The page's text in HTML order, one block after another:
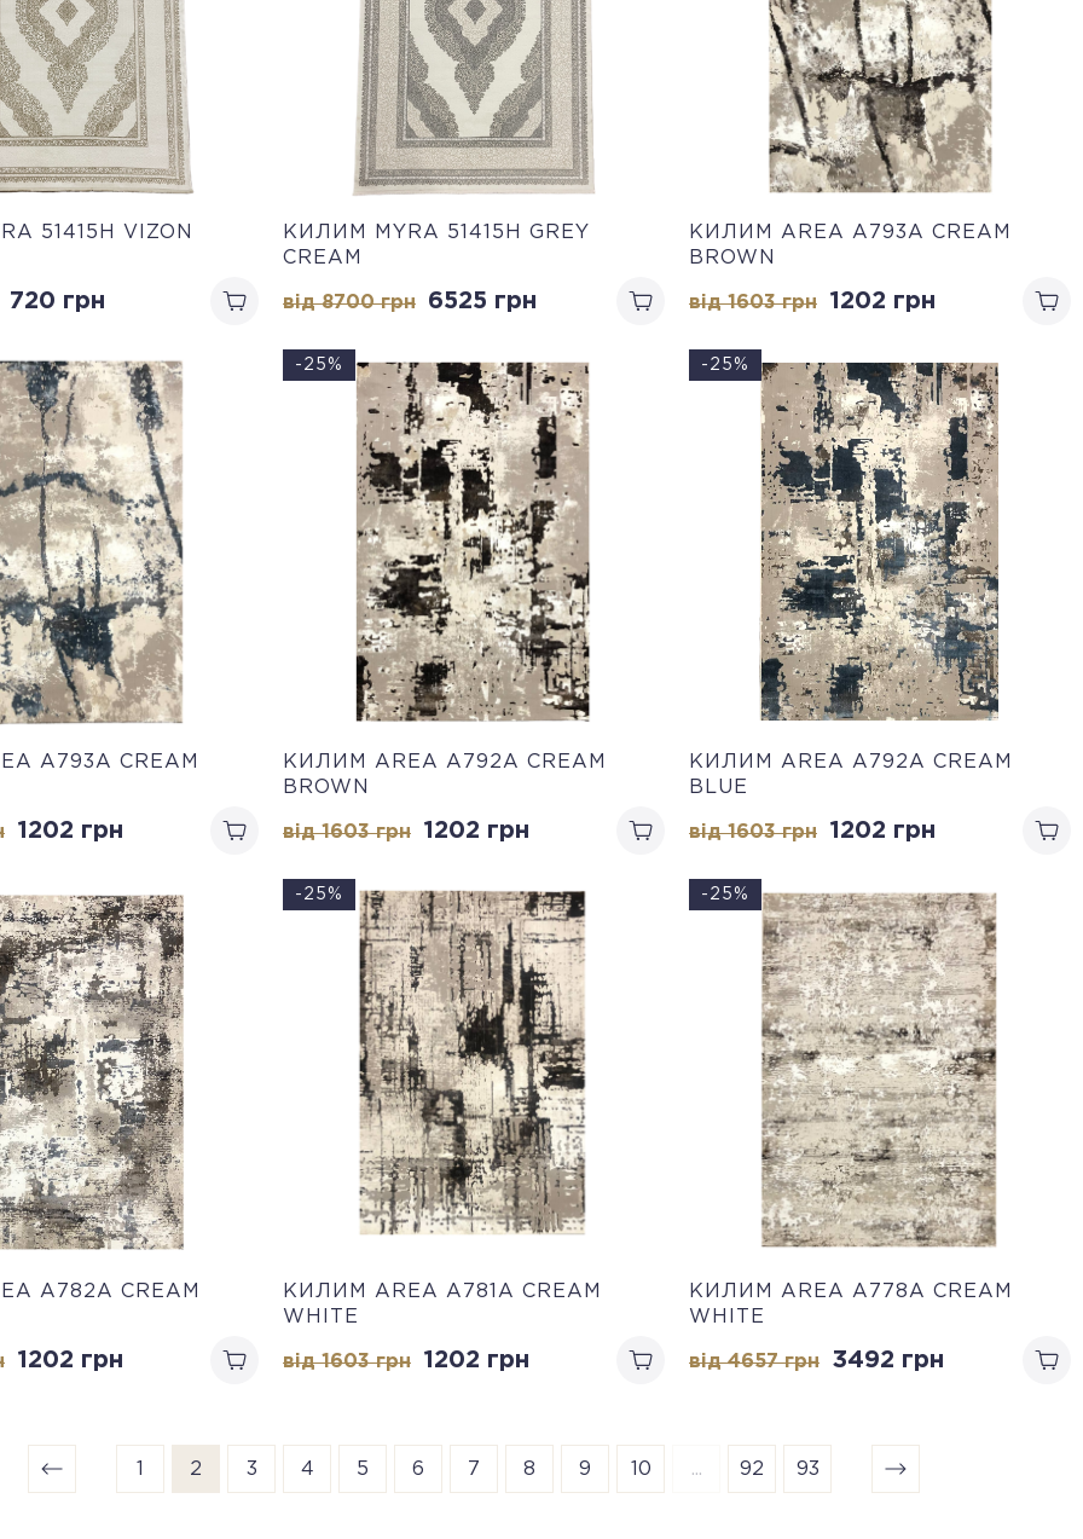
51415H VIZON
720 грн
КИЛИМ MYRA 51415H GREY
CREAM
від 8700 грн 6525 грн
КИЛИМ AREA A793A CREAM
BROWN
від 1603 грн 1202 грн
A793A CREAM
1202 грн
-25%
КИЛИМ AREA A792A CREAM
BROWN
від 1603 грн 1202 грн
-25%
КИЛИМ AREA A792A CREAM
BLUE
від 1603 грн 1202 грн
A782A CREAM
1202 грн
-25%
КИЛИМ AREA A781A CREAM
WHITE
від 1603 грн 1202 грн
-25%
КИЛИМ AREA A778A CREAM
WHITE
від 4657 грн 3492 грн
1 2 3 4 5 6 7 8 9 10 ... 92 93